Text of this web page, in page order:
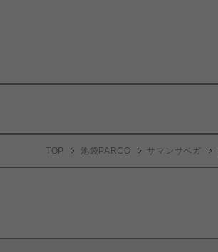
TOP 池袋PARCO サマンサベガ